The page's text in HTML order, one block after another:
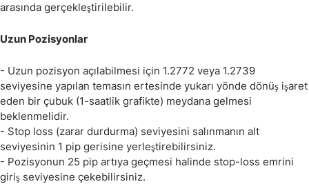
arasında gerçekleştirilebilir.
Uzun Pozisyonlar
- Uzun pozisyon açılabilmesi için 1.2772 veya 1.2739
seviyesine yapılan temasın ertesinde yukarı yönde dönüş işaret
eden bir çubuk (1-saatlik grafikte) meydana gelmesi
beklenmelidir.
- Stop loss (zarar durdurma) seviyesini salınmanın alt
seviyesinin 1 pip gerisine yerleştirebilirsiniz.
- Pozisyonun 25 pip artıya geçmesi halinde stop-loss emrini
giriş seviyesine çekebilirsiniz.